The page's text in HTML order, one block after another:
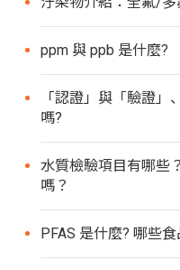
ppm 與 ppb 是什麼?
「認證」與「驗證
嗎?
水質檢驗項目有哪些
嗎？
PFAS 是什麼? 哪些